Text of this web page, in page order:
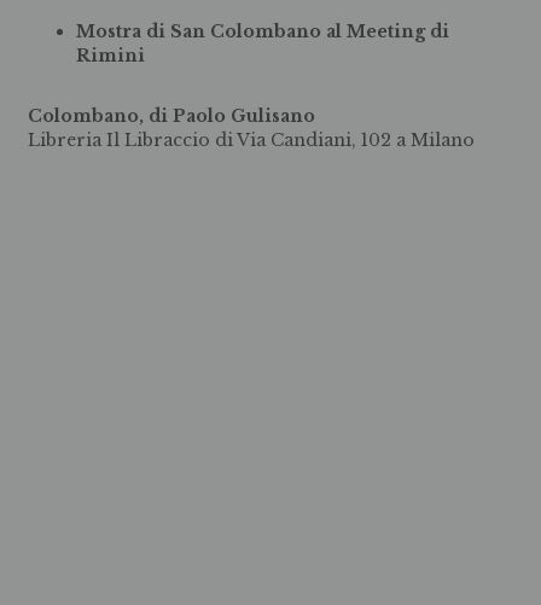
Mostra di San Colombano al Meeting di
Rimini
Colombano, di Paolo Gulisano
Libreria Il Libraccio di Via Candiani, 102 a Milano